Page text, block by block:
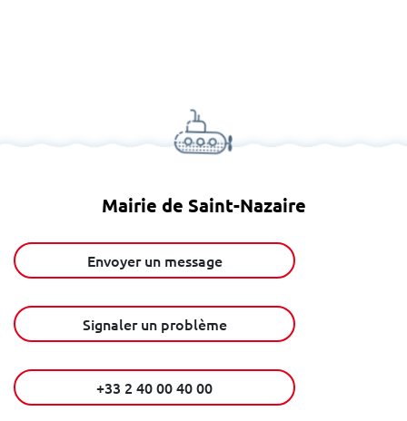
Mairie de Saint-Nazaire
Envoyer un message
Signaler un problème
+33 2 40 00 40 00